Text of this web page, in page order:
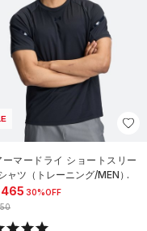
マードライ ショートスリー
ャツ（トレーニング/MEN）
30%OFF